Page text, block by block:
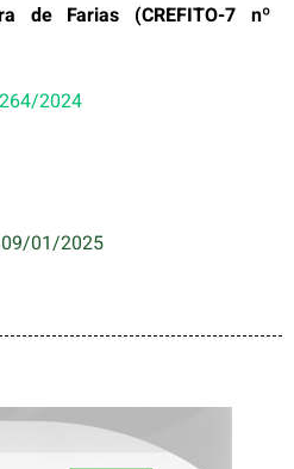
de Farias (CREFITO-7 nº
264/2024
09/01/2025